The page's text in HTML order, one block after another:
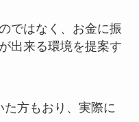
ではなく、お金に振
出来る環境を提案す
た方もおり、実際に